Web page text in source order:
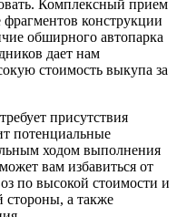
Комплексный прием
конструкции
обширного автопарка
дает нам
стоимость выкупа за
присутствия
потенциальные
ходом выполнения
вам избавиться от
по высокой стоимости и
стороны, а также